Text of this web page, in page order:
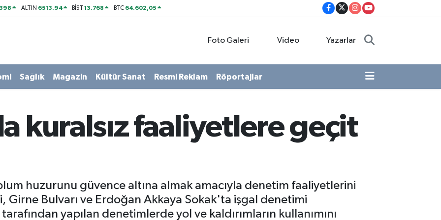
ALTIN 6513.94 BİST13.768 BTC 64.602,05
Foto Galeri Video Yazarlar
Sağlık Magazin Kültür Sanat Resmi Reklam Röportajlar
kuralsız faaliyetlere geçit
huzurunu güvence altına almak amacıyla denetim faaliyetlerini
Girne Bulvarı ve Erdoğan Akkaya Sokak'ta işgal denetimi
yapılan denetimlerde yol ve kaldırımların kullanımını